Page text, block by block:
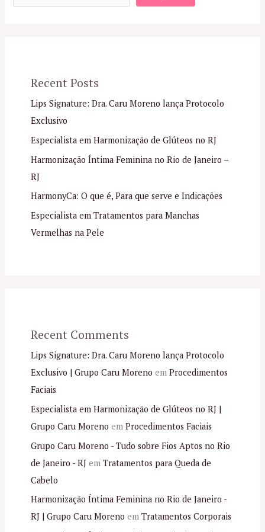
Recent Posts
Lips Signature: Dra. Caru Moreno lança Protocolo
Exclusivo
Especialista em Harmonização de Glúteos no RJ
Harmonização Íntima Feminina no Rio de Janeiro –
RJ
HarmonyCa: O que é, Para que serve e Indicações
Especialista em Tratamentos para Manchas
Vermelhas na Pele
Recent Comments
Lips Signature: Dra. Caru Moreno lança Protocolo
Exclusivo | Grupo Caru Moreno em Procedimentos
Faciais
Especialista em Harmonização de Glúteos no RJ |
Grupo Caru Moreno em Procedimentos Faciais
Grupo Caru Moreno - Tudo sobre Fios Aptos no Rio
de Janeiro - RJem Tratamentos para Queda de
Cabelo
Harmonização Íntima Feminina no Rio de Janeiro -
RJ | Grupo Caru Moreno em Tratamentos Corporais